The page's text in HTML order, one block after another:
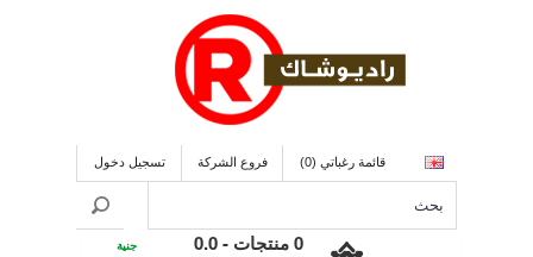
قائمة رغباتي (0) فروع الشركة تسجيل دخول
0 منتجات - 0.0 جنية